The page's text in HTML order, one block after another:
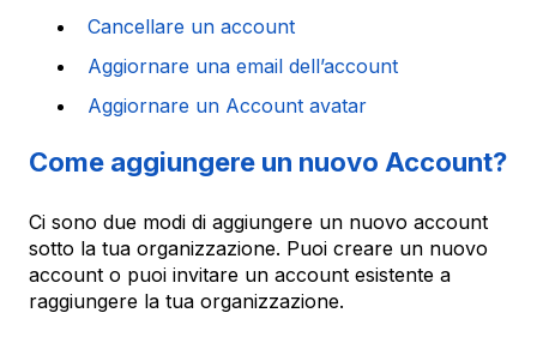
Cancellare un account
Aggiornare una email dell’account
Aggiornare un Account avatar
Come aggiungere un nuovo Account?
Ci sono due modi di aggiungere un nuovo account
sotto la tua organizzazione. Puoi creare un nuovo
account o puoi invitare un account esistente a
raggiungere la tua organizzazione.